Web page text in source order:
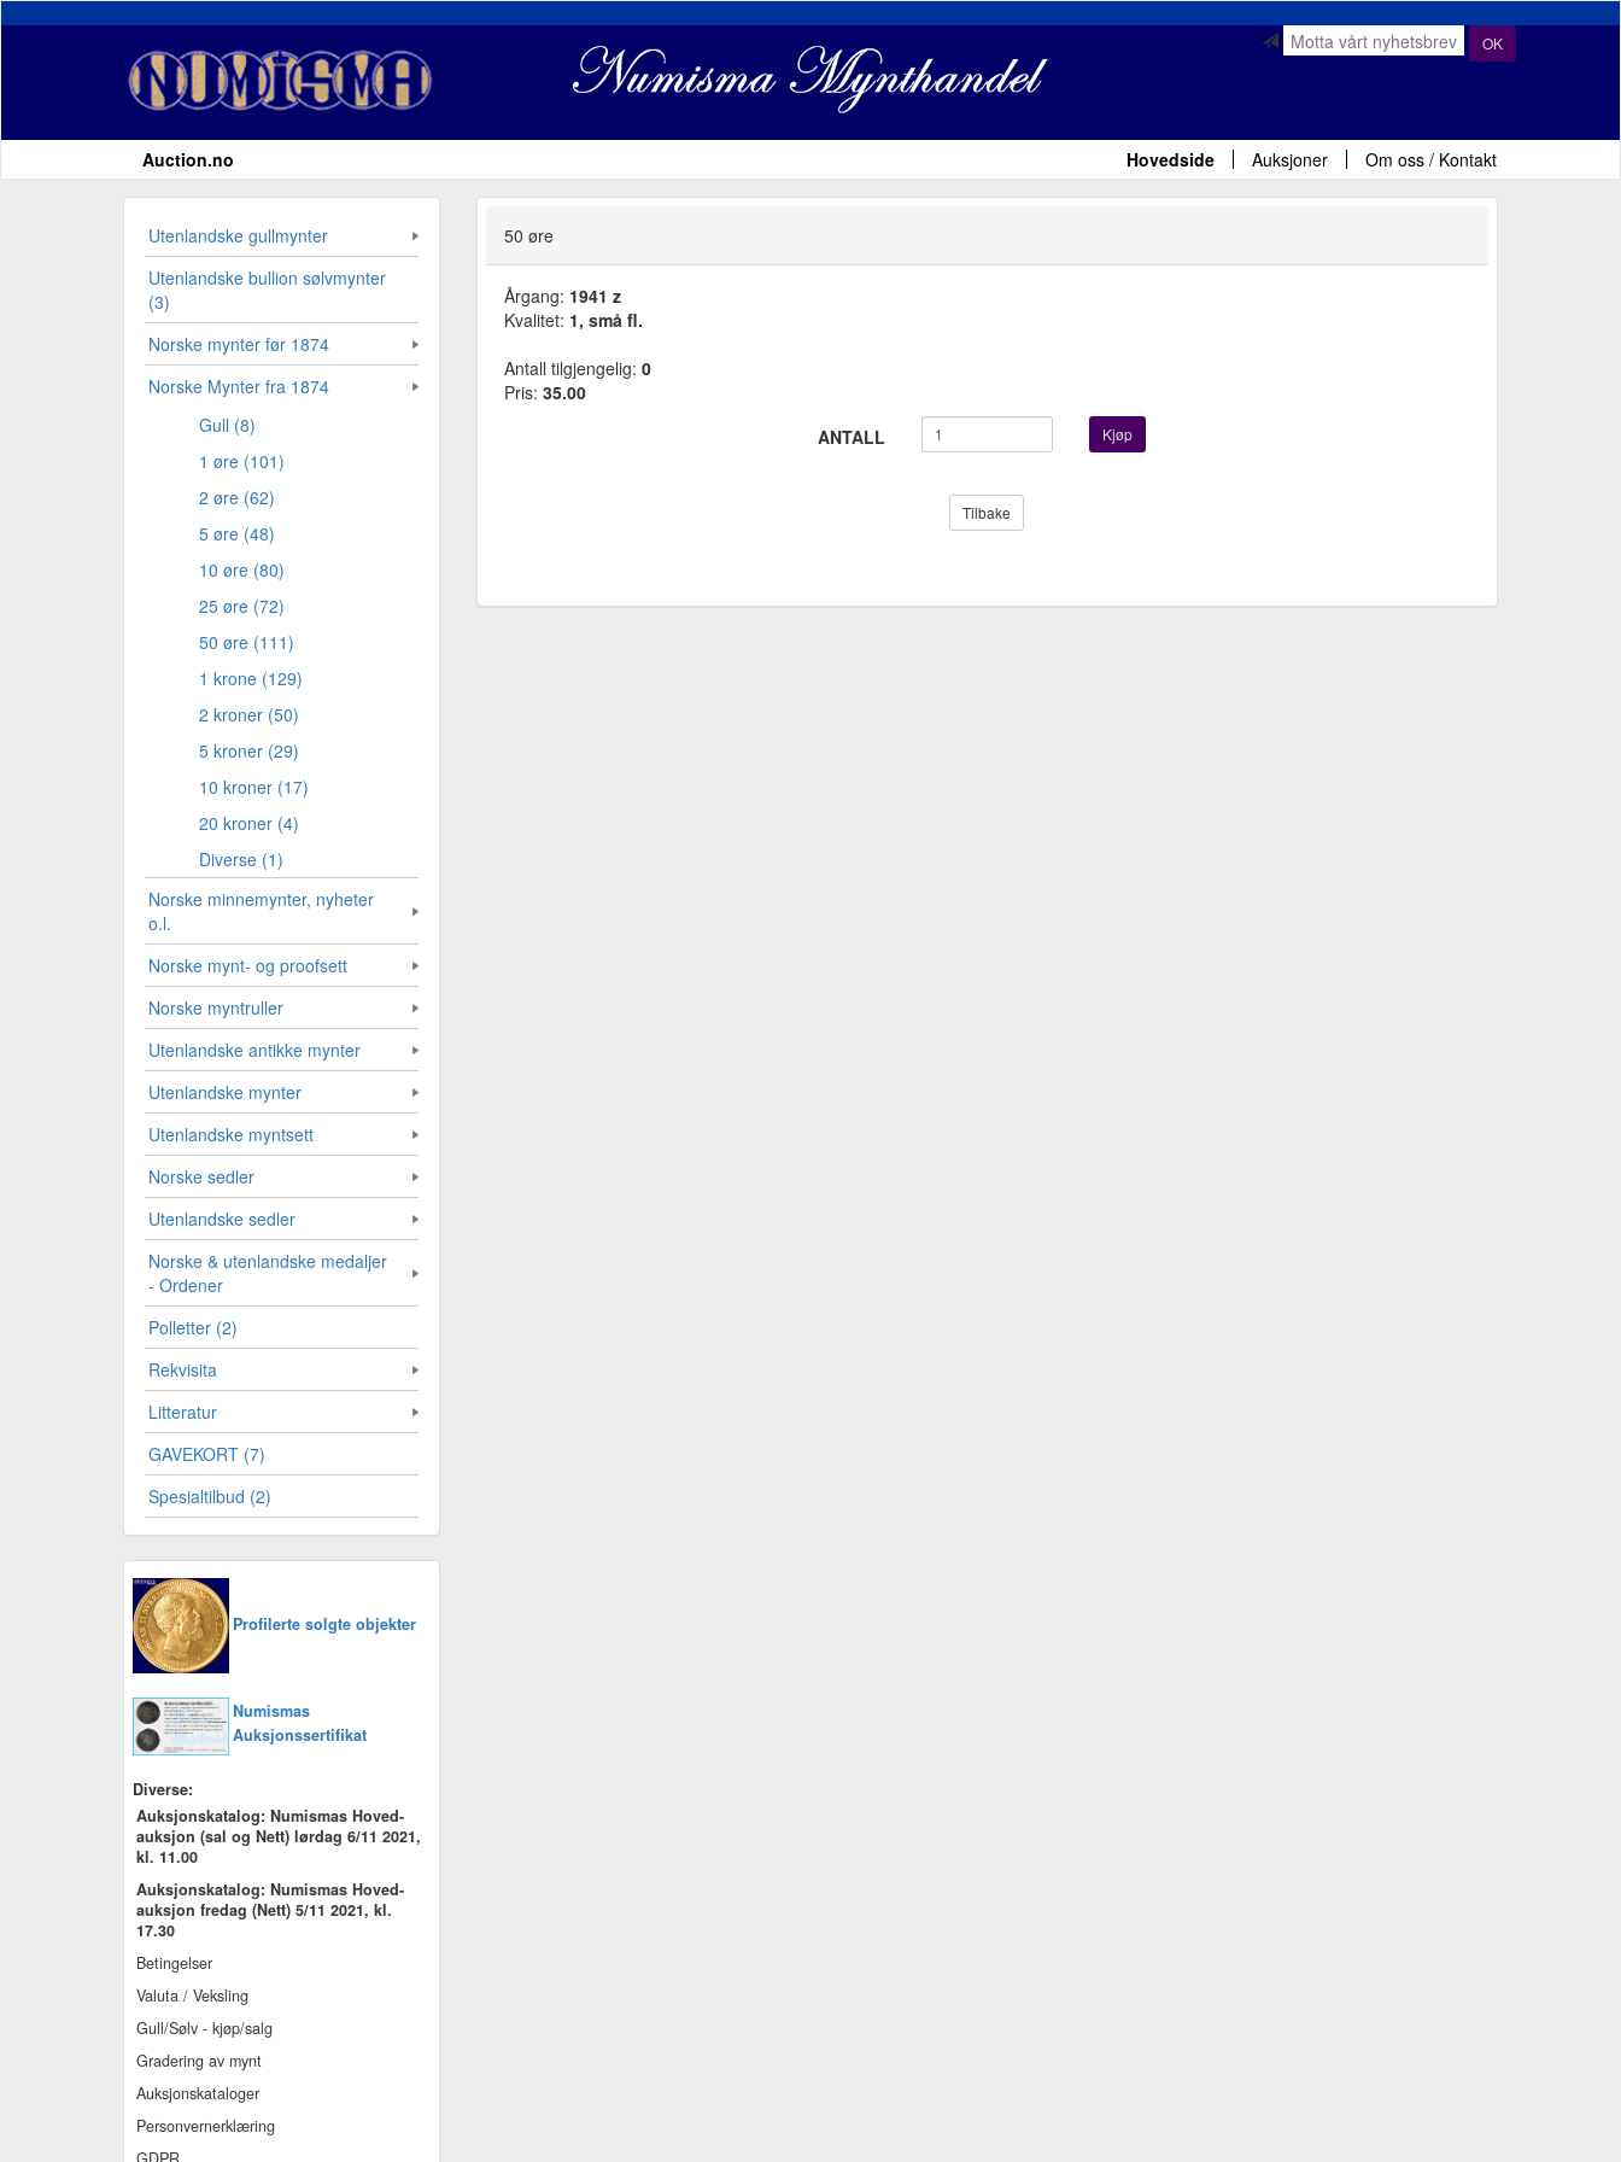
OK
Auction.no Hovedside Auksjoner Om oss / Kontakt
Utenlandske gullmynter
Utenlandske bullion sølvmynter
(3)
Norske mynter før 1874
Norske Mynter fra 1874
Gull (8)
1 øre (101)
2 øre (62)
5 øre (48)
10 øre (80)
25 øre (72)
50 øre (111)
1 krone (129)
2 kroner (50)
5 kroner (29)
10 kroner (17)
20 kroner (4)
Diverse (1)
Norske minnemynter, nyheter
o.l.
Norske mynt- og proofsett
Norske myntruller
Utenlandske antikke mynter
Utenlandske mynter
Utenlandske myntsett
Norske sedler
Utenlandske sedler
Norske & utenlandske medaljer
- Ordener
Polletter (2)
Rekvisita
Litteratur
GAVEKORT (7)
Spesialtilbud (2)
Profilerte solgte objekter
Numismas
Auksjonssertifikat
Diverse:
Auksjonskatalog: Numismas Hoved-
auksjon (sal og Nett) lørdag 6/11 2021,
kl. 11.00
Auksjonskatalog: Numismas Hoved-
auksjon fredag (Nett) 5/11 2021, kl.
17.30
Betingelser
Valuta / Veksling
Gull/Sølv - kjøp/salg
Gradering av mynt
Auksjonskataloger
Personvernerklæring
50 øre
Årgang: 1941 z
Kvalitet: 1, små fl.
Antall tilgjengelig: 0
Pris: 35.00
ANTALL
Kjøp
Tilbake